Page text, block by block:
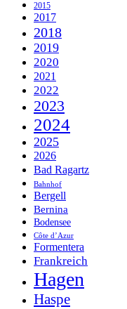
2015
2017
2018
2019
2020
2021
2022
2023
2024
2025
2026
Bad Ragartz
Bahnhof
Bergell
Bernina
Bodensee
Côte d’Azur
Formentera
Frankreich
Hagen
Haspe